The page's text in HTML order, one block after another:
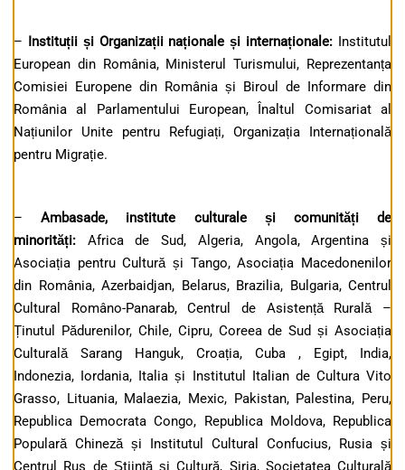
– Instituții și Organizații naționale și internaționale: Institutul
European din România, Ministerul Turismului, Reprezentanța
Comisiei Europene din România și Biroul de Informare din
România al Parlamentului European, Înaltul Comisariat al
Națiunilor Unite pentru Refugiați, Organizația Internațională
pentru Migrație.
–Ambasade, institute culturale și comunități de
minorități: Africa de Sud, Algeria, Angola, Argentina și
Asociația pentru Cultură și Tango, Asociația Macedonenilor
din România, Azerbaidjan, Belarus, Brazilia, Bulgaria, Centrul
Cultural Româno-Panarab, Centrul de Asistență Rurală –
Ținutul Pădurenilor, Chile, Cipru, Coreea de Sud și Asociația
Culturală Sarang Hanguk, Croația, Cuba , Egipt, India,
Indonezia, Iordania, Italia și Institutul Italian de Cultura Vito
Grasso, Lituania, Malaezia, Mexic, Pakistan, Palestina, Peru,
Republica Democrata Congo, Republica Moldova, Republica
Populară Chineză și Institutul Cultural Confucius, Rusia și
Centrul Rus de Știință și Cultură, Siria, Societatea Culturală